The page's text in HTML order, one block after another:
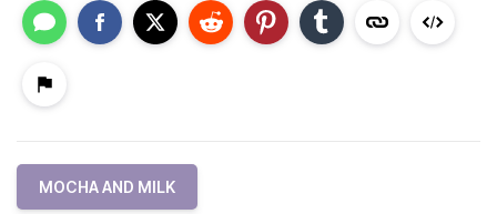
MOCHA AND MILK